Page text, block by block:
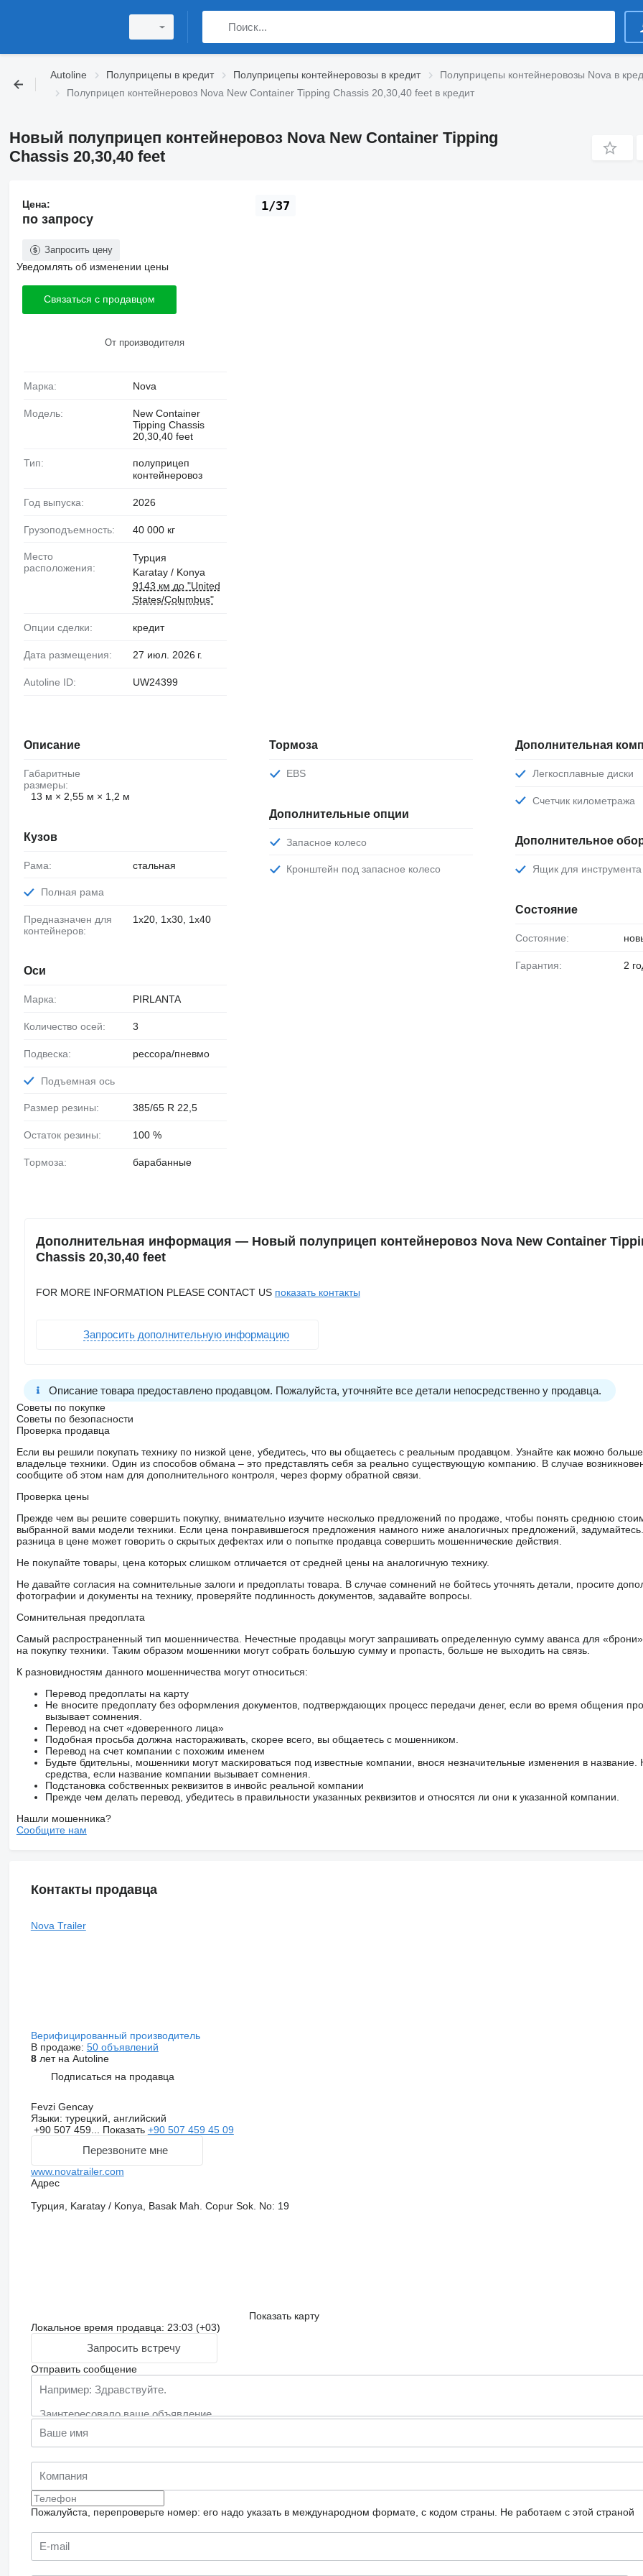
Autoline Полуприцепы в кредит Полуприцепы контейнеровозы в кредит
Полуприцепы контейнеровозы Nova в
Полуприцеп контейнеровоз Nova New Container Tipping Chassis 20,30,40 feet в кредит
Новый полуприцеп контейнеровоз Nova New Container Tipping
Chassis 20,30,40 feet
1/37
Цена:
по запросу
Запросить цену
Уведомлять об изменении цены
Связаться с продавцом
От производителя
Марка: Nova
Модель:
New Container
Tipping Chassis
20,30,40 feet
Тип:
полуприцеп
контейнеровоз
Год выпуска: 2026
Грузоподъемность: 40 000 кг
Место
расположения:
Турция
Karatay / Konya
9143 км до "United
States/Columbus"
Опции сделки: кредит
Дата размещения: 27 июл. 2026 г.
Autoline ID: UW24399
Описание
Габаритные
размеры:
13 м × 2,55 м × 1,2 м
Кузов
Рама: стальная
Полная рама
Предназначен для
контейнеров:
1x20, 1x30, 1x40
Оси
Марка: PIRLANTA
Количество осей: 3
Подвеска: рессора/пневмо
Подъемная ось
Размер резины: 385/65 R 22,5
Остаток резины: 100 %
Тормоза: барабанные
Тормоза
EBS
Дополнительные опции
Запасное колесо
Кронштейн под запасное колесо
Дополнительная
Легкосплавные диски
Счетчик километража
Дополнительное
Ящик для инструмента
Состояние
Состояние:
Гарантия: 2
Дополнительная информация — Новый полуприцеп контейнеровоз Nova New Container
Chassis 20,30,40 feet
FOR MORE INFORMATION PLEASE CONTACT US показать контакты
Запросить дополнительную информацию
Описание товара предоставлено продавцом. Пожалуйста, уточняйте все детали непосредственно у продавца.
Советы по покупке
Советы по безопасности
Проверка продавца
Если вы решили покупать технику по низкой цене, убедитесь, что вы общаетесь с реальным продавцом. Узнайте как можно
владельце техники. Один из способов обмана – это представлять себя за реально существующую компанию. В случае
сообщите об этом нам для дополнительного контроля, через форму обратной связи.
Проверка цены
Прежде чем вы решите совершить покупку, внимательно изучите несколько предложений по продаже, чтобы понять среднюю
выбранной вами модели техники. Если цена понравившегося предложения намного ниже аналогичных предложений,
разница в цене может говорить о скрытых дефектах или о попытке продавца совершить мошеннические действия.
Не покупайте товары, цена которых слишком отличается от средней цены на аналогичную технику.
Не давайте согласия на сомнительные залоги и предоплаты товара. В случае сомнений не бойтесь уточнять детали, просите
фотографии и документы на технику, проверяйте подлинность документов, задавайте вопросы.
Сомнительная предоплата
Самый распространенный тип мошенничества. Нечестные продавцы могут запрашивать определенную сумму аванса для
на покупку техники. Таким образом мошенники могут собрать большую сумму и пропасть, больше не выходить на связь.
К разновидностям данного мошенничества могут относиться:
Перевод предоплаты на карту
Не вносите предоплату без оформления документов, подтверждающих процесс передачи денег, если во время общения
вызывает сомнения.
Перевод на счет «доверенного лица»
Подобная просьба должна настораживать, скорее всего, вы общаетесь с мошенником.
Перевод на счет компании с похожим именем
Будьте бдительны, мошенники могут маскироваться под известные компании, внося незначительные изменения в название.
средства, если название компании вызывает сомнения.
Подстановка собственных реквизитов в инвойс реальной компании
Прежде чем делать перевод, убедитесь в правильности указанных реквизитов и относятся ли они к указанной компании.
Нашли мошенника?
Сообщите нам
Контакты продавца
Nova Trailer
Верифицированный производитель
В продаже: 50 объявлений
8лет на Autoline
Подписаться на продавца
Fevzi Gencay
Языки: турецкий, английский
+90 507 459... Показать +90 507 459 45 09
Перезвоните мне
www.novatrailer.com
Адрес
Турция, Karatay / Konya, Basak Mah. Copur Sok. No: 19
Показать карту
Локальное время продавца: 23:03 (+03)
Запросить встречу
Отправить сообщение
Пожалуйста, перепроверьте номер: его надо указать в международном формате, с кодом страны. Не работаем с этой страной